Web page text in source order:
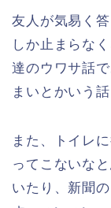
友人が気易く
しか止まらな
達のウワサ話
まいとかいう
また、トイレ
ってこないな
いたり、新聞